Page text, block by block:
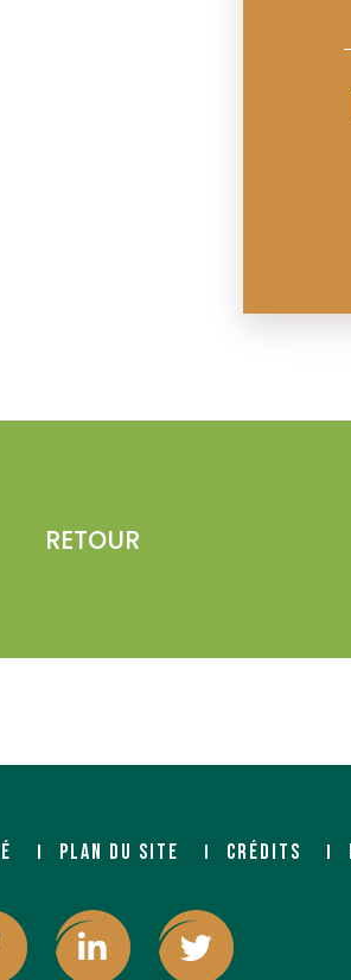
RETOUR
PLAN DU SITE CRÉDITS